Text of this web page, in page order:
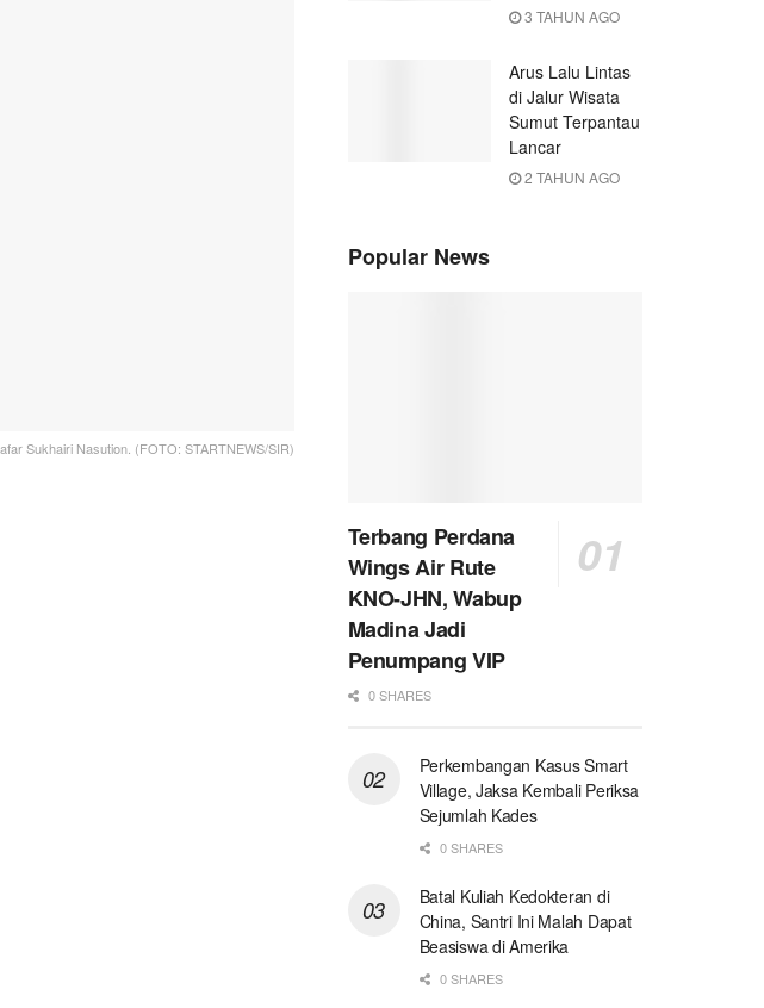
Sukhairi Nasution. (FOTO: STARTNEWS/SIR)
3 TAHUN AGO
Arus Lalu Lintas
di Jalur Wisata
Sumut Terpantau
Lancar
2 TAHUN AGO
Popular News
Terbang Perdana
Wings Air Rute
KNO-JHN, Wabup
Madina Jadi
Penumpang VIP
0 SHARES
Perkembangan Kasus Smart
Village, Jaksa Kembali Periksa
Sejumlah Kades
0 SHARES
Batal Kuliah Kedokteran di
China, Santri Ini Malah Dapat
Beasiswa di Amerika
0 SHARES